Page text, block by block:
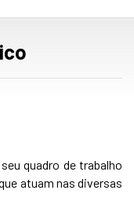
quadro de trabalho
atuam nas diversas